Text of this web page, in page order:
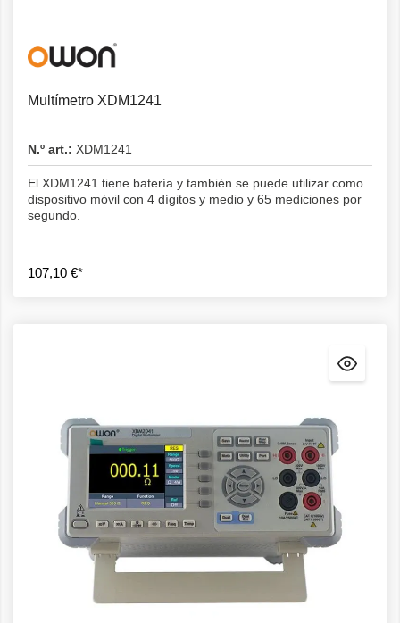
Multímetro XDM1241
N.º art.: XDM1241
El XDM1241 tiene batería y también se puede utilizar como
dispositivo móvil con 4 dígitos y medio y 65 mediciones por
segundo.
107,10 €*